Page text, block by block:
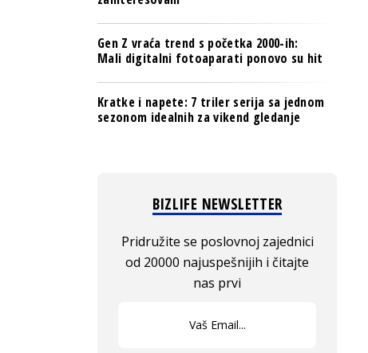
Gen Z vraća trend s početka 2000-ih:
Mali digitalni fotoaparati ponovo su hit
Kratke i napete: 7 triler serija sa jednom
sezonom idealnih za vikend gledanje
BIZLIFE NEWSLETTER
Pridružite se poslovnoj zajednici
od 20000 najuspešnijih i čitajte
nas prvi